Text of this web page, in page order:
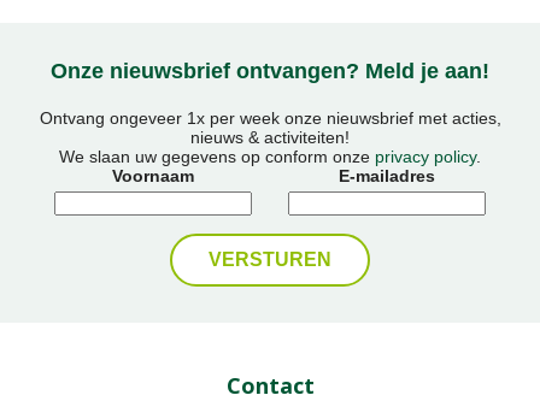
Onze nieuwsbrief ontvangen? Meld je aan!
Ontvang ongeveer 1x per week onze nieuwsbrief met acties,
nieuws & activiteiten!
We slaan uw gegevens op conform onze privacy policy.
Voornaam
E-mailadres
Contact